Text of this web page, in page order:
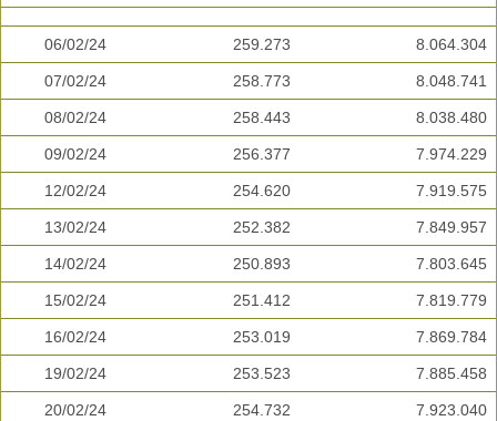
06/02/24 259.273 8.064.304
07/02/24 258.773 8.048.741
08/02/24 258.443 8.038.480
09/02/24 256.377 7.974.229
12/02/24 254.620 7.919.575
13/02/24 252.382 7.849.957
14/02/24 250.893 7.803.645
15/02/24 251.412 7.819.779
16/02/24 253.019 7.869.784
19/02/24 253.523 7.885.458
20/02/24 254.732 7.923.040